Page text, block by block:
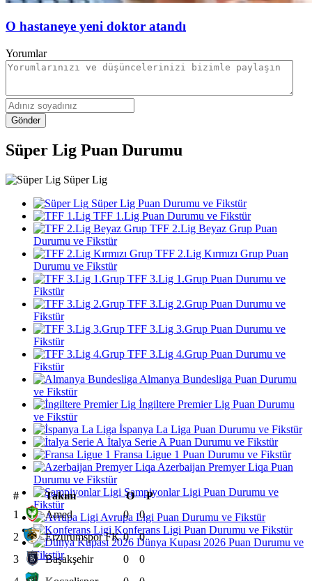
O hastaneye yeni doktor atandı
Yorumlar
Gönder
Süper Lig Puan Durumu
Süper Lig
Süper Lig Puan Durumu ve Fikstür
TFF 1.Lig Puan Durumu ve Fikstür
TFF 2.Lig Beyaz Grup Puan
Durumu ve Fikstür
TFF 2.Lig Kırmızı Grup Puan
Durumu ve Fikstür
TFF 3.Lig 1.Grup Puan Durumu ve
Fikstür
TFF 3.Lig 2.Grup Puan Durumu ve
Fikstür
TFF 3.Lig 3.Grup Puan Durumu ve
Fikstür
TFF 3.Lig 4.Grup Puan Durumu ve
Fikstür
Almanya Bundesliga Puan Durumu
ve Fikstür
İngiltere Premier Lig Puan Durumu
ve Fikstür
İspanya La Liga Puan Durumu ve Fikstür
İtalya Serie A Puan Durumu ve Fikstür
Fransa Ligue 1 Puan Durumu ve Fikstür
Azerbaijan Premyer Liqa Puan
Durumu ve Fikstür
Şampiyonlar Ligi Puan Durumu ve
Fikstür
Avrupa Ligi Puan Durumu ve Fikstür
Konferans Ligi Puan Durumu ve Fikstür
Dünya Kupası 2026 Puan Durumu ve
Fikstür
# Takım O
P
1
Amed 0
0
2
Erzurumspor FK 0
0
3
Başakşehir 0
0